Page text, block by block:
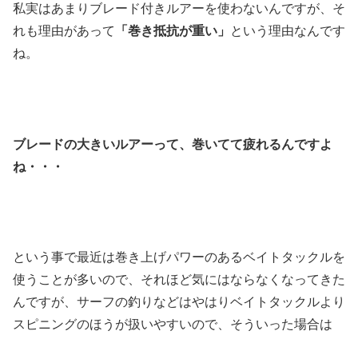
私実はあまりブレード付きルアーを使わないんですが、そ
れも理由があって
「巻き抵抗が重い」
という理由なんです
ね。
ブレードの大きいルアーって、巻いてて疲れるんですよ
ね・・・
という事で最近は巻き上げパワーのあるベイトタックルを
使うことが多いので、それほど気にはならなくなってきた
んですが、サーフの釣りなどはやはりベイトタックルより
スピニングのほうが扱いやすいので、そういった場合は